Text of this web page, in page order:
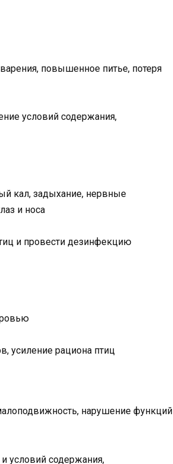
повышенное питье, потеря
условий содержания,
кал, задыхание, нервные
и носа
и провести дезинфекцию
усиление рациона птиц
нарушение функций
условий содержания,